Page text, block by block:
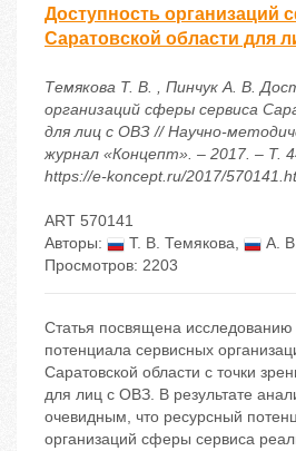
Доступность организаций
Саратовской области для
Темякова Т. В. , Пинчук А. В.
организаций сферы сервиса
для лиц с ОВЗ // Научно-
журнал «Концепт». – 2017. – Т.
https://e-koncept.ru/2017/
ART 570141
Авторы:
Т. В. Темякова,
А.
Просмотров: 2203
Статья посвящена исследованию
потенциала сервисных
Саратовской области с точки
для лиц с ОВЗ. В результате
очевидным, что ресурсный
организаций сферы сервиса